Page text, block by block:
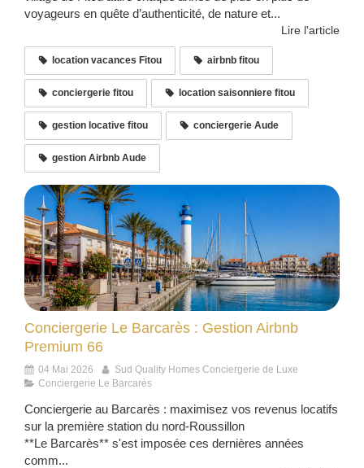
voyageurs en quête d’authenticité, de nature et...
Lire l'article
location vacances Fitou airbnb fitou
conciergerie fitou location saisonniere fitou
gestion locative fitou conciergerie Aude
gestion Airbnb Aude
Conciergerie Le Barcarès : Gestion Airbnb
Premium 66
04 Mai 2026
Sud Quality Homes Conciergerie de Luxe
Conciergerie Le Barcarès
Conciergerie au Barcarès : maximisez vos revenus locatifs
sur la première station du nord-Roussillon
**Le Barcarès** s'est imposée ces dernières années
comm...